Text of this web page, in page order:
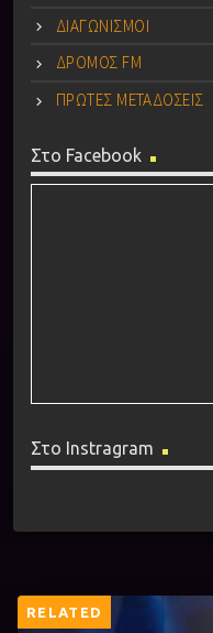
ΔΙΑΓΩΝΙΣΜΟΙ
ΔΡΟΜΟΣ FM
ΠΡΩΤΕΣ ΜΕΤΑΔΟΣΕΙΣ
Στο Facebook
Στο Instragram
RELATED